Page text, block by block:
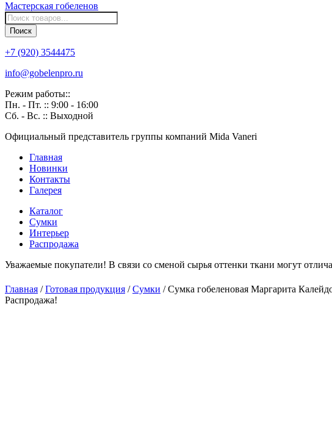
Мастерская гобеленов
Поиск
товаров
Поиск
+7 (920) 3544475
info@gobelenpro.ru
Режим работы::
Пн. - Пт. :: 9:00 - 16:00
Сб. - Вс. :: Выходной
Официальный представитель группы компаний Mida Vaneri
Главная
Новинки
Контакты
Галерея
Каталог
Сумки
Интерьер
Распродажа
Уважаемые покупатели! В связи со сменой сырья оттенки ткани могут
Главная /Готовая продукция /Сумки /Сумка гобеленовая Маргарита
Распродажа!